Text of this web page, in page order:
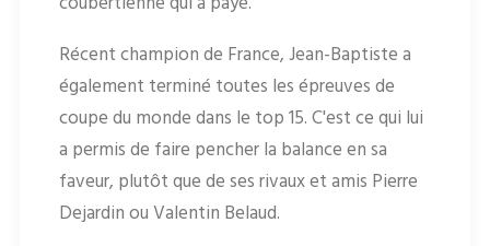
Récent champion de France, Jean-Baptiste a
également terminé toutes les épreuves de
coupe du monde dans le top 15. C'est ce qui lui
a permis de faire pencher la balance en sa
faveur, plutôt que de ses rivaux et amis Pierre
Dejardin ou Valentin Belaud.